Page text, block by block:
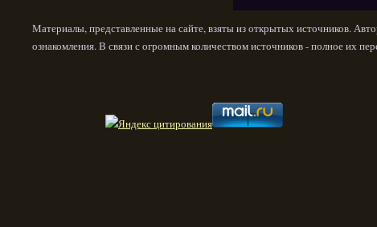
Материалы, представленные на сайте, взяты из открытых источников.
ознакомления. В связи с огромным количеством источников - полное их